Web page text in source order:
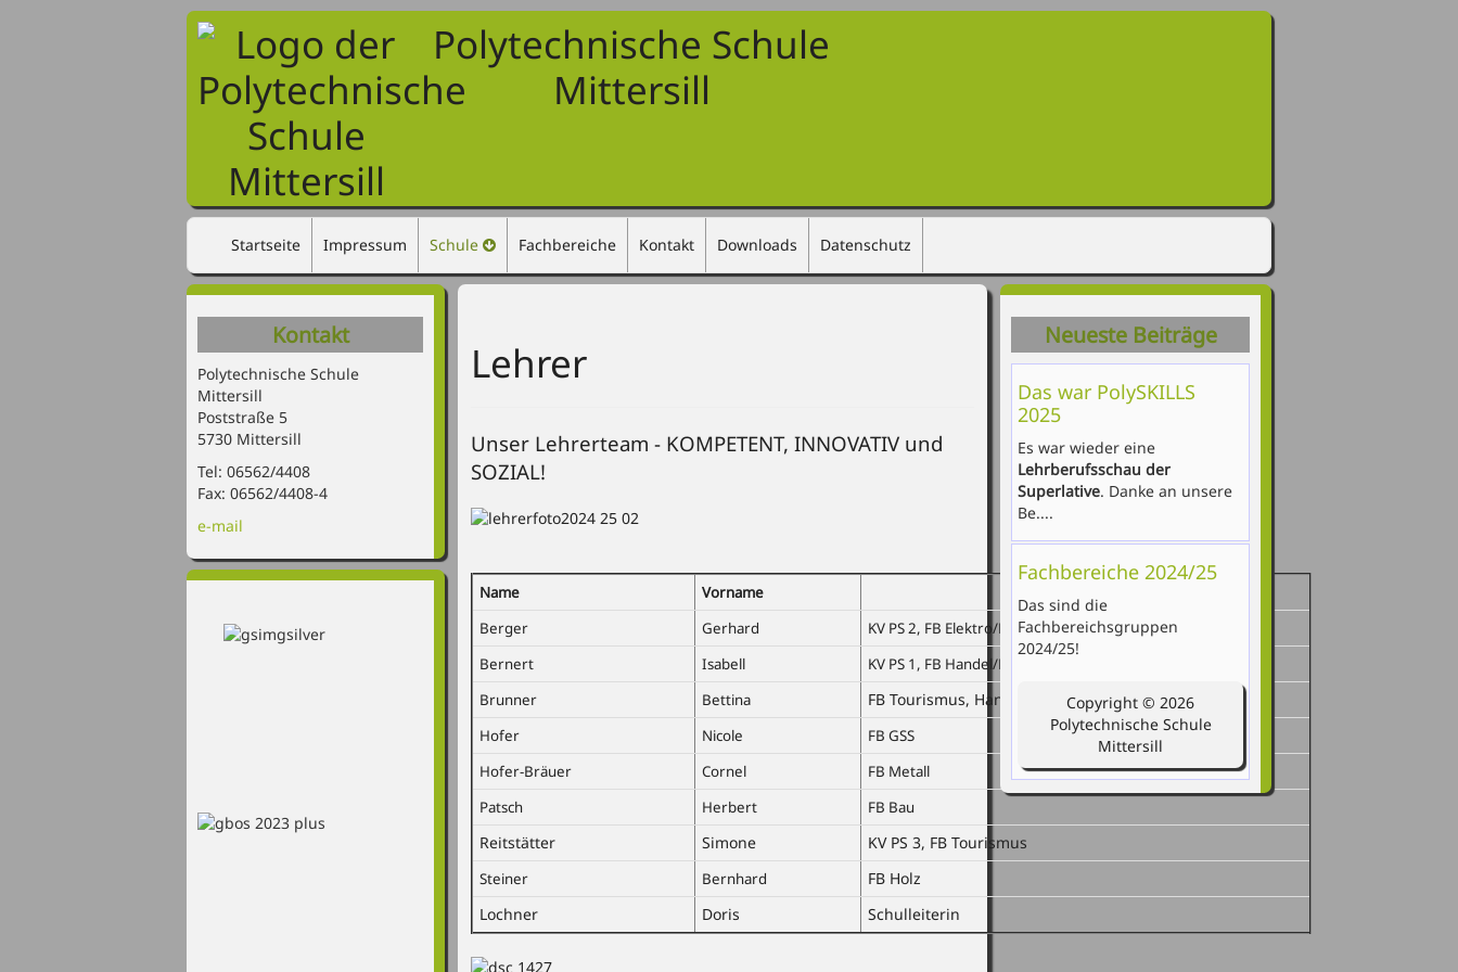
Polytechnische Schule
Mittersill
Startseite Impressum Schule Fachbereiche Kontakt Downloads Datenschutz
Lehrer
Unser Lehrerteam - KOMPETENT, INNOVATIV und
SOZIAL!
Name
Vorname
Berger
Gerhard
KV PS 2, FB Elektro/KFZ
Bernert
Isabell
KV PS 1, FB Handel/Büro
Brunner
Bettina FB Tourismus, Handel/Büro
Hofer Nicole
FB GSS
Hofer-Bräuer
Cornel
FB Metall
Patsch
Herbert FB Bau
Reitstätter Simone KV PS 3, FB Tourismus
Steiner Bernhard
FB Holz
Lochner
Doris Schulleiterin
Kontakt
Polytechnische Schule
Mittersill
Poststraße 5
5730 Mittersill
Tel: 06562/4408
Fax: 06562/4408-4
e-mail
Neueste Beiträge
Das war PolySKILLS
2025
Es war wieder eine
Lehrberufsschau der
Superlative. Danke an unsere
Be....
Fachbereiche 2024/25
Das sind die
Fachbereichsgruppen
2024/25!
Copyright © 2026
Polytechnische Schule
Mittersill